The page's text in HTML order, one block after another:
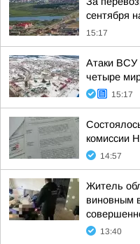
сентября
15:17
Атаки ВСУ
четыре
15:17
комиссии
14:57
Житель
виновным
13:40